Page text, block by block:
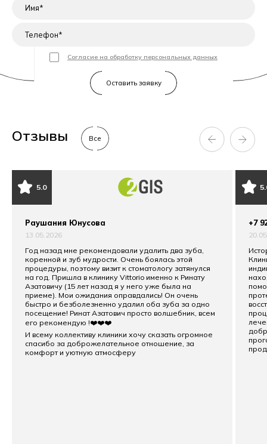
Согласие на обработку персональных данных
Отзывы Все
5.0
Раушания Юнусова
13.05.2026
Год назад мне рекомендовали удалить два зуба,
коренной и зуб мудрости. Очень боялась этой
процедуры, поэтому визит к стоматологу затянулся
на год. Пришла в клинику Vittorio именно к Ринату
Азатовичу (15 лет назад я у него уже была на
приеме). Мои ожидания оправдались! Он очень
быстро и безболезненно удалил оба зуба за одно
посещение! Ринат Азатович просто волшебник, всем
его рекомендую !❤️❤️❤️
И всему коллективу клиники хочу сказать огромное
спасибо за доброжелательное отношение, за
комфорт и уютную атмосферу
+7